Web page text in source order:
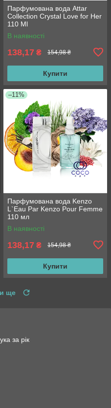
Парфумована вода Attar
Collection Crystal Love for Her
110 Ml
В наявності
138,17 ₴ 154,98 ₴
Купити
–11%
Парфумована вода Kenzo
L`Eau Par Kenzo Pour Femme
110 мл
В наявності
138,17 ₴ 154,98 ₴
Купити
ще
за рік